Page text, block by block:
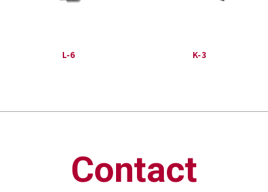
L-6 K-3
Contact